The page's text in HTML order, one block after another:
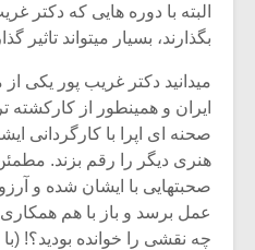
البته با دوره هایی که دکتر
بگذارند، بسیار میتواند تاثیر
میدانید دکتر غریب پور یکی از
ایران و همینطور از کارکشته
صحنه ای اپرا با کارگردانی
هنری دیگر را رقم بزند.
صحبتهایی با ایشان شده و
عمل برسد و باز با هم
چه نقشی را خوانده بودید؟!